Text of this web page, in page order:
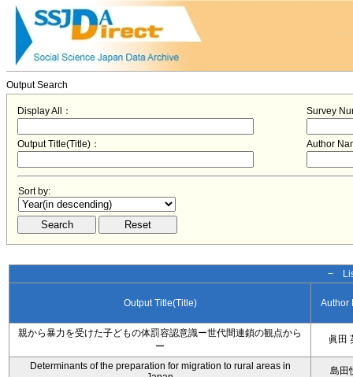
Output Search
Display All： Survey
Output Title(Title)： Author
Sort by:
−
Output Title(Title) Author
親から暴力を受けた子どもの体罰容認意識ー世代間連鎖の観点から
ー
眞田
Determinants of the preparation for migration to rural areas in
島田